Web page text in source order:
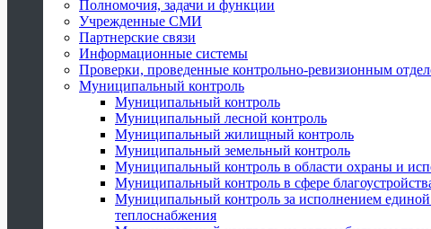
Полномочия, задачи и функции
Учрежденные СМИ
Партнерские связи
Информационные системы
Проверки, проведенные контрольно-ревизионным
Муниципальный контроль
Муниципальный контроль
Муниципальный лесной контроль
Муниципальный жилищный контроль
Муниципальный земельный контроль
Муниципальный контроль в области охраны и
Муниципальный контроль в сфере
Муниципальный контроль за исполнением единой
теплоснабжения